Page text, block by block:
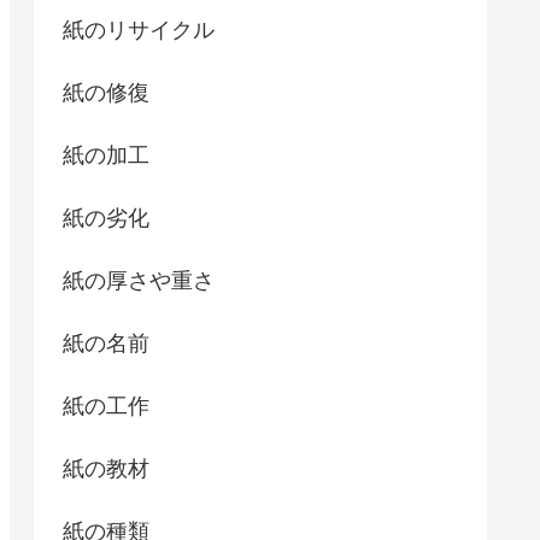
紙のリサイクル
紙の修復
紙の加工
紙の劣化
紙の厚さや重さ
紙の名前
紙の工作
紙の教材
紙の種類